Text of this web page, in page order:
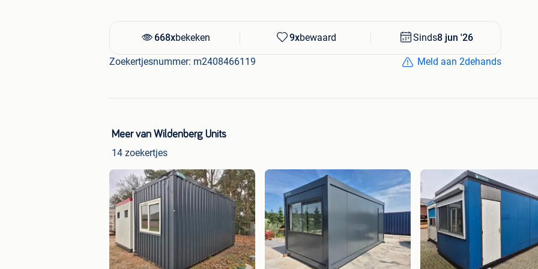
668xbekeken 9xbewaard Sinds8 jun '26
Zoekertjesnummer: m2408466119 Meld aan 2dehands
Meer van Wildenberg Units
14 zoekertjes